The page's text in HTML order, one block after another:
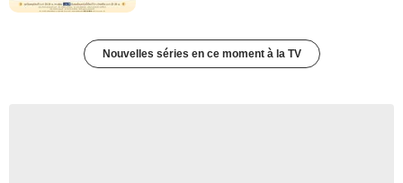
Nouvelles séries en ce moment à la TV